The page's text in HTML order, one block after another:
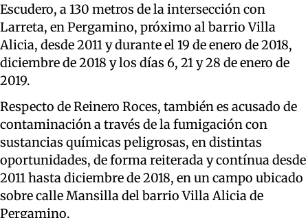
Escudero, a 130 metros de la intersección con
Larreta, en Pergamino, próximo al barrio Villa
Alicia, desde 2011 y durante el 19 de enero de 2018,
diciembre de 2018 y los días 6, 21 y 28 de enero de
2019.
Respecto de Reinero Roces, también es acusado de
contaminación a través de la fumigación con
sustancias químicas peligrosas, en distintas
oportunidades, de forma reiterada y contínua desde
2011 hasta diciembre de 2018, en un campo ubicado
sobre calle Mansilla del barrio Villa Alicia de
Pergamino.